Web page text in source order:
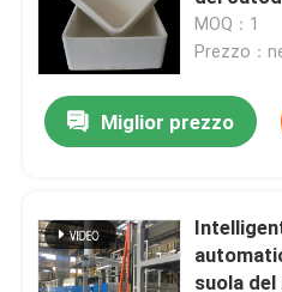
Casa
Circa noi
batteria
MOQ：1
Prezzo：
Miglior prezzo
suola